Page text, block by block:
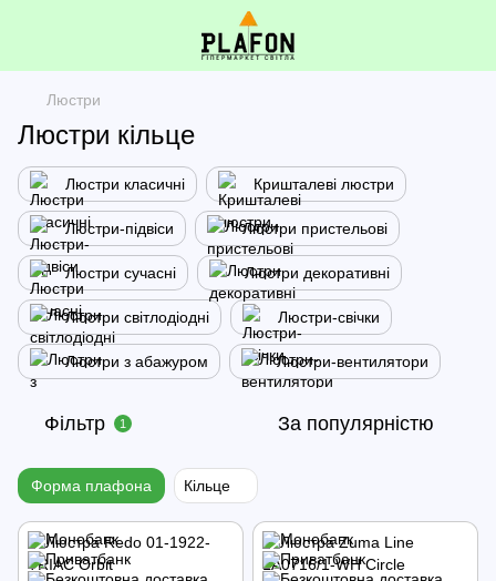
Люстри
Люстри кільце
Люстри класичні Кришталеві люстри
Люстри-підвіси Люстри пристельові
Люстри сучасні Люстри декоративні
Люстри світлодіодні Люстри-свічки
Люстри з абажуром Люстри-вентилятори
Фільтр 1 За популярністю
Форма плафона Кільце